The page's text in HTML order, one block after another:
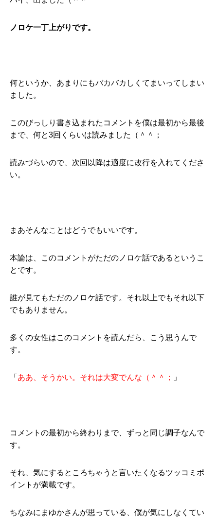
ノロケ一丁上がりです。
何というか、あまりにもバカバカしくてまいってしまい
ました。
このびっしり書き込まれたコメントを僕は最初から最後
まで、何と3回くらいは読みました（＾＾；
読みづらいので、次回以降は適度に改行を入れてくださ
い。
まあそんなことはどうでもいいです。
本論は、このコメントがただのノロケ話であるというこ
とです。
誰が見てもただのノロケ話です。それ以上でもそれ以下
でもありません。
多くの女性はこのコメントを読んだら、こう思うんで
す。
「 ああ、そうかい。それは大変でんな（＾＾； 」
コメントの最初から終わりまで、ずっと同じ調子なんで
す。
それ、気にするところちゃうと言いたくなるツッコミポ
イントが満載です。
ちなみにまゆかさんが思っている、僕が気にしなくてい